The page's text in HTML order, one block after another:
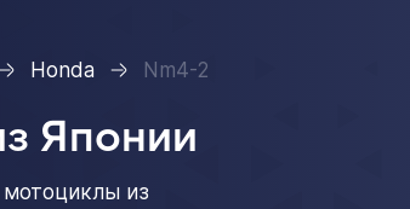
Honda Nm4-2
Японии
из